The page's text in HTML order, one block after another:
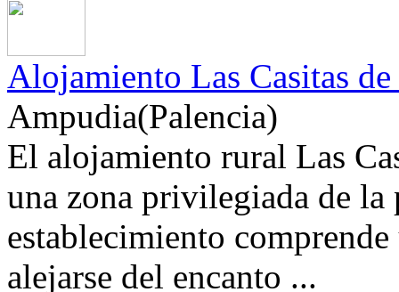
Alojamiento Las Casitas de
Ampudia(Palencia)
El alojamiento rural Las
una zona privilegiada de
establecimiento
alejarse del encanto ...